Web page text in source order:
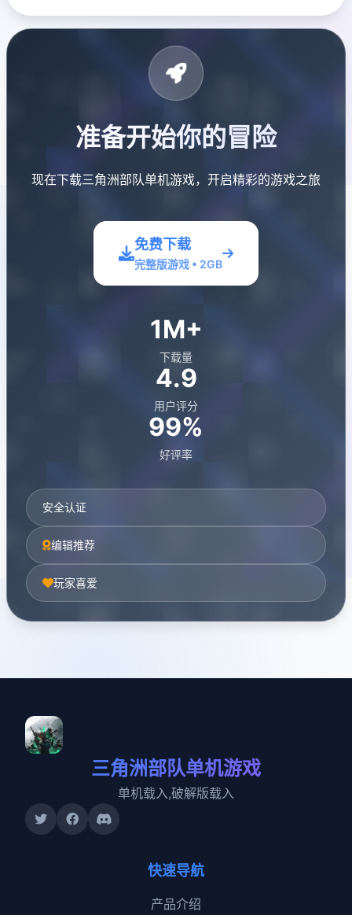
准备开始你的冒险
现在下载三角洲部队单机游戏，开启精彩的游戏之旅
免费下载
完整版游戏 • 2GB
1M+
下载量
4.9
用户评分
99%
好评率
安全认证
编辑推荐
玩家喜爱
三角洲部队单机游戏
单机载入,破解版载入
快速导航
产品介绍